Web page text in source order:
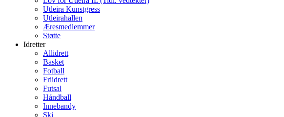
Utleira Kunstgress
Utleirahallen
Æresmedlemmer
Støtte
Idretter
Allidrett
Basket
Fotball
Friidrett
Futsal
Håndball
Innebandy
Ski